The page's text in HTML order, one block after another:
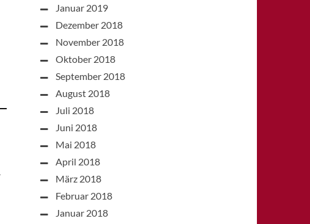
Januar 2019
Dezember 2018
November 2018
Oktober 2018
September 2018
August 2018
Juli 2018
Juni 2018
Mai 2018
April 2018
März 2018
Februar 2018
Januar 2018